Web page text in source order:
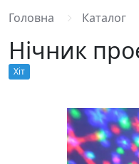
Головна Каталог
Нічник
Хiт